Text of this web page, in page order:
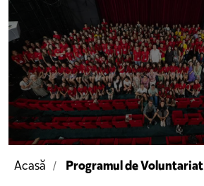
Acasă Programul de Voluntariat